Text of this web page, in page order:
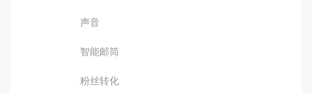
声音
智能邮筒
粉丝转化